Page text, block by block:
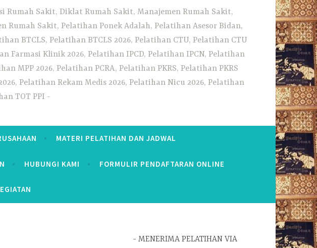
Sakit, Diklat Rumah Sakit, Manajemen Rumah Sakit,
Sakit, Pelatihan Ponek Adalah, Pelatihan Asesor Bidan,
BTCLS, Pelatihan BTCLS 2026, Pelatihan CTU, Pelatihan CTU
Farmasi Klinik 2026, Pelatihan IPCD, Pelatihan IPCN, Pelatihan
MPP 2026, Pelatihan PCRA, Pelatihan PKRS, Pelatihan PKRS
Pelatihan Rekam Medis 2026, Pelatihan Nicu 2026, Pelatihan
TOT PPI
MATERI PELATIHAN DAN JADWAL
HUBUNGI KAMI FORMULIR PENDAFTARAN ONLINE
MENERIMA PELATIHAN VIA